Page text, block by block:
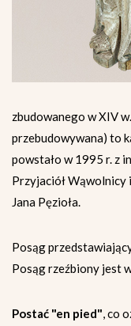
zbudowanego w XIV
przebudowywana) to
powstało w 1995 r. z
Przyjaciół Wąwolnicy
Jana Pęzioła.
Posąg
Posąg rzeźbiony jest
Postać "en pied", co